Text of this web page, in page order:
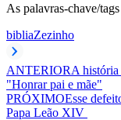
As palavras-chave/
bibliaZezinho
ANTERIORA
"Honrar pai e mãe"
PRÓXIMOEsse
Papa Leão XIV